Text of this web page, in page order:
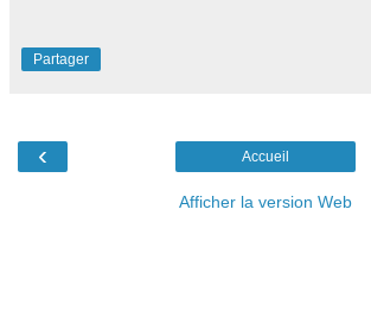
Partager
‹ Accueil
Afficher la version Web